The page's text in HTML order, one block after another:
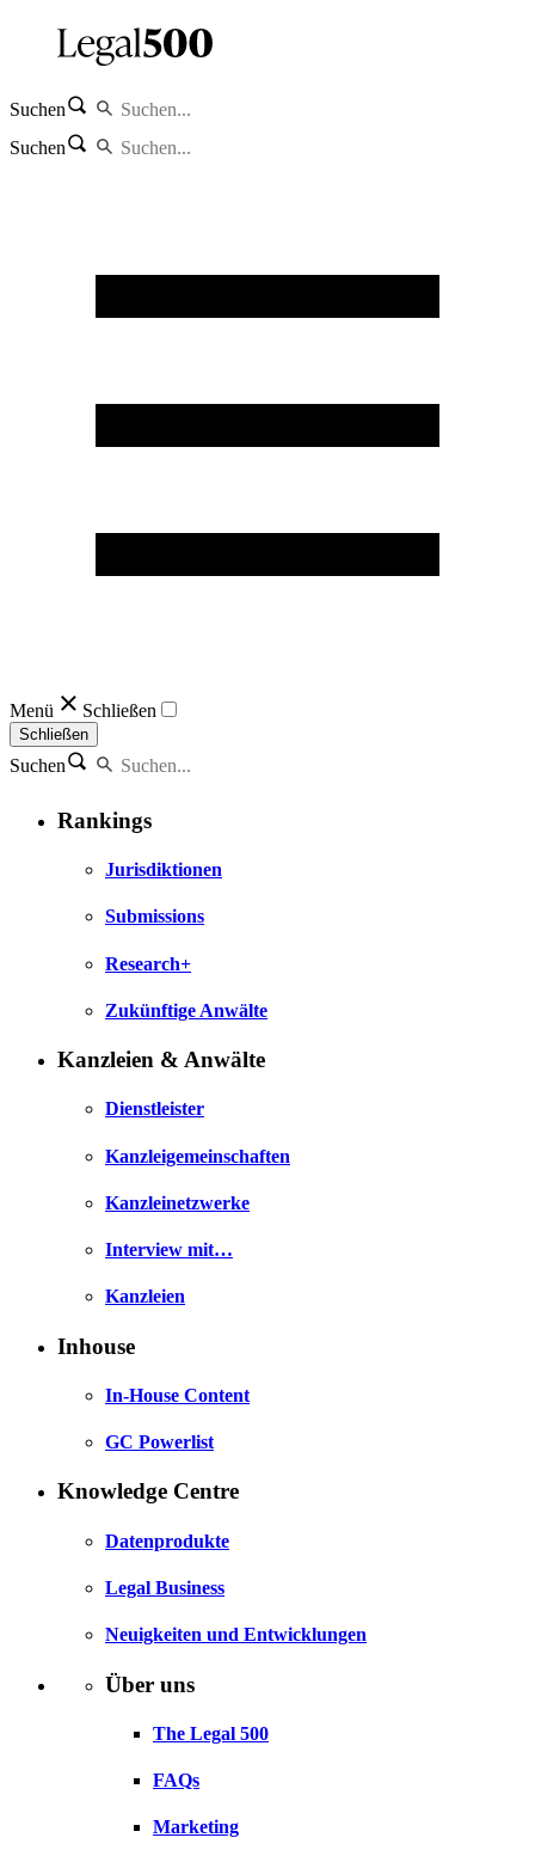
Suchen
Suchen
Menü Schließen
Schließen
Suchen
Rankings
Jurisdiktionen
Submissions
Research+
Zukünftige Anwälte
Kanzleien & Anwälte
Dienstleister
Kanzleigemeinschaften
Kanzleinetzwerke
Interview mit…
Kanzleien
Inhouse
In-House Content
GC Powerlist
Knowledge Centre
Datenprodukte
Legal Business
Neuigkeiten und Entwicklungen
Über uns
The Legal 500
FAQs
Marketing